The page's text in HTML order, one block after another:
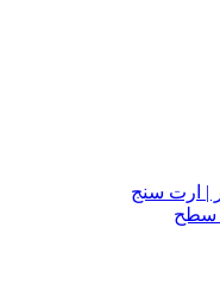
سطح